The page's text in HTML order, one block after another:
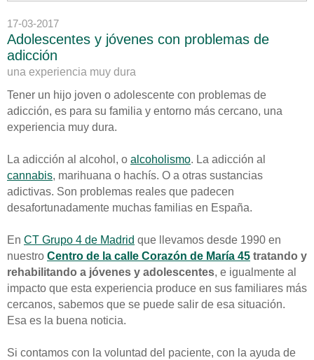
17-03-2017
Adolescentes y jóvenes con problemas de
adicción
una experiencia muy dura
Tener un hijo joven o adolescente con problemas de
adicción, es para su familia y entorno más cercano, una
experiencia muy dura.
La adicción al alcohol, o alcoholismo. La adicción al
cannabis, marihuana o hachís. O a otras sustancias
adictivas. Son problemas reales que padecen
desafortunadamente muchas familias en España.
En CT Grupo 4 de Madrid que llevamos desde 1990 en
nuestro Centro de la calle Corazón de María 45 tratando y
rehabilitando a jóvenes y adolescentes, e igualmente al
impacto que esta experiencia produce en sus familiares más
cercanos, sabemos que se puede salir de esa situación.
Esa es la buena noticia.
Si contamos con la voluntad del paciente, con la ayuda de